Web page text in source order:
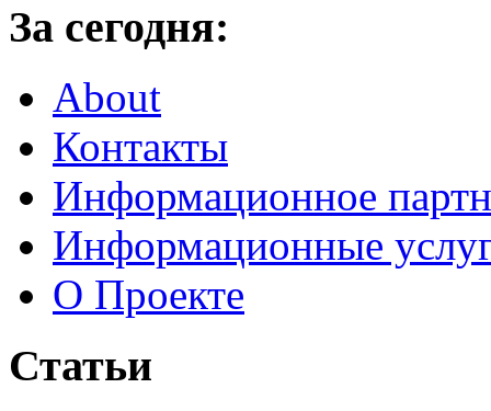
За сегодня:
About
Контакты
Информационное
Информационные
О Проекте
Статьи